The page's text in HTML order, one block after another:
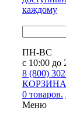
каждому
ПН-ВС
с 10:00 до
8 (800)
КОРЗИНА
0 товаров.
Меню